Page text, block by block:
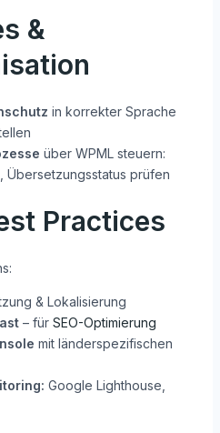
&
in korrekter Sprache
über WPML steuern:
Übersetzungsstatus prüfen
Practices
& Lokalisierung
– für SEO-Optimierung
mit länderspezifischen
Google Lighthouse,